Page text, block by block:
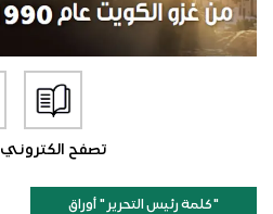
تصفح الكتروني
"كلمة رئيس التحرير " أوراق